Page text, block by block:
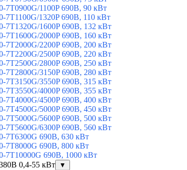
7T0900G/1100P 690В, 90 кВт
7T1100G/1320P 690В, 110 кВт
7T1320G/1600P 690В, 132 кВт
7T1600G/2000P 690В, 160 кВт
7T2000G/2200P 690В, 200 кВт
7T2200G/2500P 690В, 220 кВт
7T2500G/2800P 690В, 250 кВт
7T2800G/3150P 690В, 280 кВт
7T3150G/3550P 690В, 315 кВт
7T3550G/4000P 690В, 355 кВт
7T4000G/4500P 690В, 400 кВт
7T4500G/5000P 690В, 450 кВт
7T5000G/5600P 690В, 500 кВт
7T5600G/6300P 690В, 560 кВт
7T6300G 690В, 630 кВт
7T8000G 690В, 800 кВт
7T10000G 690В, 1000 кВт
0,4-55 кВт
▼